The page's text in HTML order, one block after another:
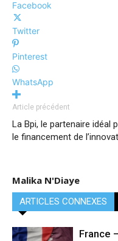
Facebook
Twitter
Pinterest
WhatsApp
Article précédent
La Bpi, le partenaire idéal
le financement de
Malika N'Diaye
ARTICLES CONNEXES
France